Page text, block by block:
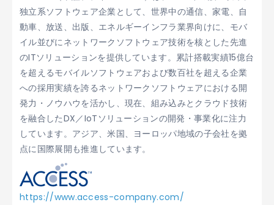
独立系ソフトウェア企業として、世界中の通信、家電、自
動車、放送、出版、エネルギーインフラ業界向けに、モバ
イル並びにネットワークソフトウェア技術を核とした先進
のITソリューションを提供しています。累計搭載実績15億台
を超えるモバイルソフトウェアおよび数百社を超える企業
への採用実績を誇るネットワークソフトウェアにおける開
発力・ノウハウを活かし、現在、組み込みとクラウド技術
を融合したDX／IoTソリューションの開発・事業化に注力
しています。アジア、米国、ヨーロッパ地域の子会社を拠
点に国際展開も推進しています。
https://www.access-company.com/